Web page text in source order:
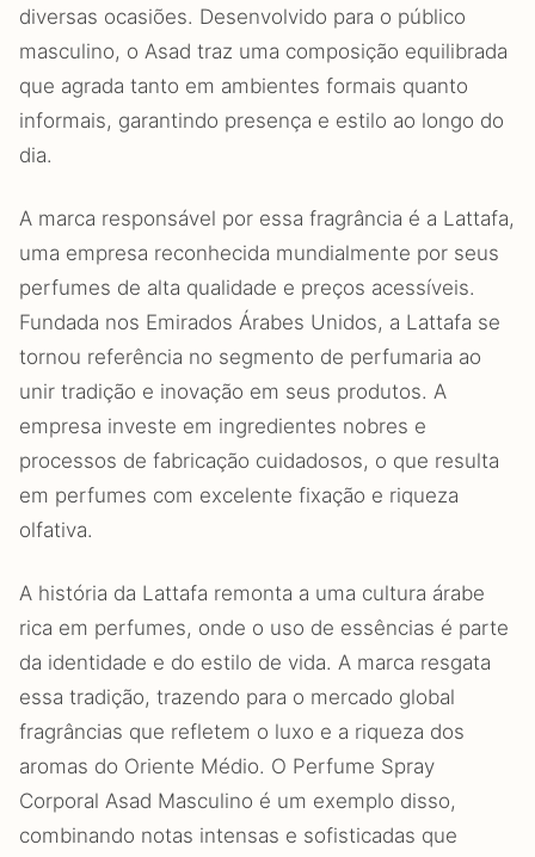
diversas ocasiões. Desenvolvido para o público
masculino, o Asad traz uma composição equilibrada
que agrada tanto em ambientes formais quanto
informais, garantindo presença e estilo ao longo do
dia.
A marca responsável por essa fragrância é a Lattafa,
uma empresa reconhecida mundialmente por seus
perfumes de alta qualidade e preços acessíveis.
Fundada nos Emirados Árabes Unidos, a Lattafa se
tornou referência no segmento de perfumaria ao
unir tradição e inovação em seus produtos. A
empresa investe em ingredientes nobres e
processos de fabricação cuidadosos, o que resulta
em perfumes com excelente fixação e riqueza
olfativa.
A história da Lattafa remonta a uma cultura árabe
rica em perfumes, onde o uso de essências é parte
da identidade e do estilo de vida. A marca resgata
essa tradição, trazendo para o mercado global
fragrâncias que refletem o luxo e a riqueza dos
aromas do Oriente Médio. O Perfume Spray
Corporal Asad Masculino é um exemplo disso,
combinando notas intensas e sofisticadas que